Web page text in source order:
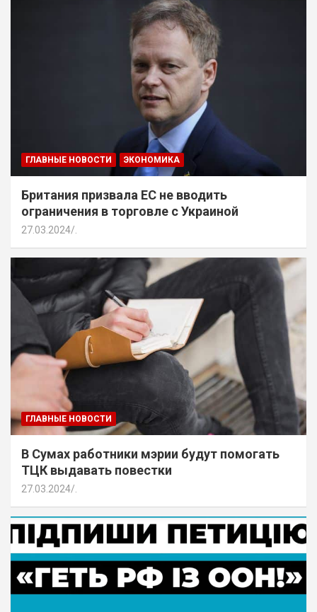
ГЛАВНЫЕ НОВОСТИ ЭКОНОМИКА
Британия призвала ЕС не вводить
ограничения в торговле с Украиной
27.03.2024
ГЛАВНЫЕ НОВОСТИ
В Сумах работники мэрии будут помогать
ТЦК выдавать повестки
27.03.2024